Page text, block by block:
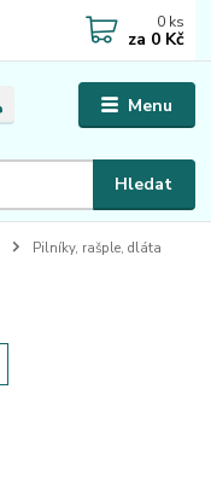
Menu
Hledat
0 ks
za 0 Kč
Pilníky, rašple, dláta